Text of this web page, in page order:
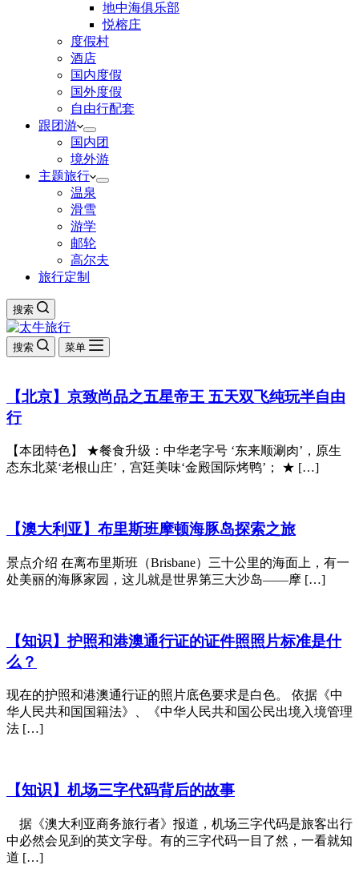
地中海俱乐部
悦榕庄
度假村
酒店
国内度假
国外度假
自由行配套
跟团游
国内团
境外游
主题旅行
温泉
滑雪
游学
邮轮
高尔夫
旅行定制
搜索
搜索 菜单
【北京】京致尚品之五星帝王 五天双飞纯玩半自由
行
【本团特色】 ★餐食升级：中华老字号 ‘东来顺涮肉’，原生
态东北菜‘老根山庄’，宫廷美味‘金殿国际烤鸭’； ★ […]
【澳大利亚】布里斯班摩顿海豚岛探索之旅
景点介绍 在离布里斯班（Brisbane）三十公里的海面上，有一
处美丽的海豚家园，这儿就是世界第三大沙岛——摩 […]
【知识】护照和港澳通行证的证件照照片标准是什
么？
现在的护照和港澳通行证的照片底色要求是白色。 依据《中
华人民共和国国籍法》、《中华人民共和国公民出境入境管理
法 […]
【知识】机场三字代码背后的故事
据《澳大利亚商务旅行者》报道，机场三字代码是旅客出行
中必然会见到的英文字母。有的三字代码一目了然，一看就知
道 […]